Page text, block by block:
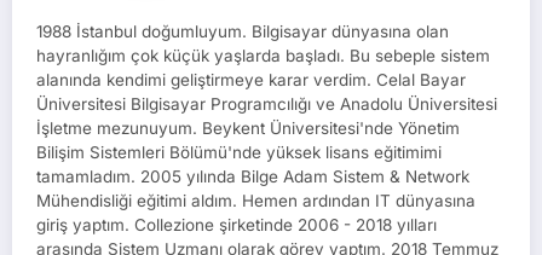
1988 İstanbul doğumluyum. Bilgisayar dünyasına olan
hayranlığım çok küçük yaşlarda başladı. Bu sebeple sistem
alanında kendimi geliştirmeye karar verdim. Celal Bayar
Üniversitesi Bilgisayar Programcılığı ve Anadolu Üniversitesi
İşletme mezunuyum. Beykent Üniversitesi'nde Yönetim
Bilişim Sistemleri Bölümü'nde yüksek lisans eğitimimi
tamamladım. 2005 yılında Bilge Adam Sistem & Network
Mühendisliği eğitimi aldım. Hemen ardından IT dünyasına
giriş yaptım. Collezione şirketinde 2006 - 2018 yılları
arasında Sistem Uzmanı olarak görev yaptım. 2018 Temmuz